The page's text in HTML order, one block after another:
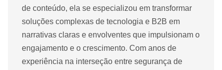
de conteúdo, ela se especializou em transformar
soluções complexas de tecnologia e B2B em
narrativas claras e envolventes que impulsionam o
engajamento e o crescimento. Com anos de
experiência na interseção entre segurança de